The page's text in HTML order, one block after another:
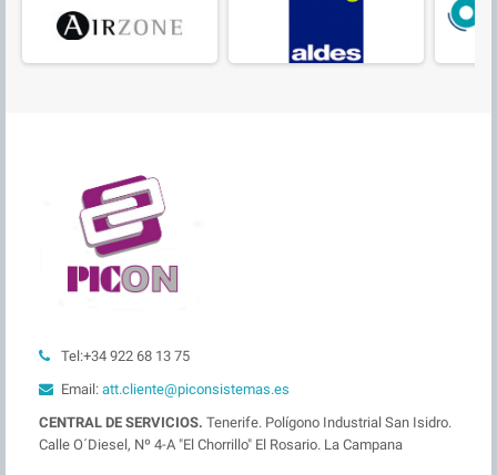
Tel:+34 922 68 13 75
Email: att.cliente@piconsistemas.es
CENTRAL DE SERVICIOS. Tenerife. Polígono Industrial San Isidro.
Calle O´Diesel, Nº 4-A "El Chorrillo" El Rosario. La Campana